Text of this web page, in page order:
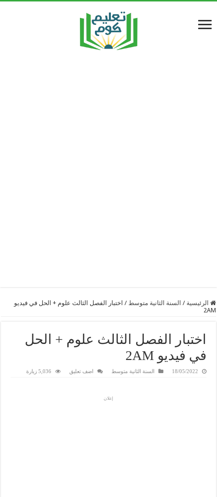
الرئيسية / السنة الثانية متوسط / اختبار الفصل الثالث علوم + الحل في فيديو
2AM
اختبار الفصل الثالث علوم + الحل
في فيديو 2AM
18/05/2022 السنة الثانية متوسط اضف تعليق 5,036 زيارة
إعلان